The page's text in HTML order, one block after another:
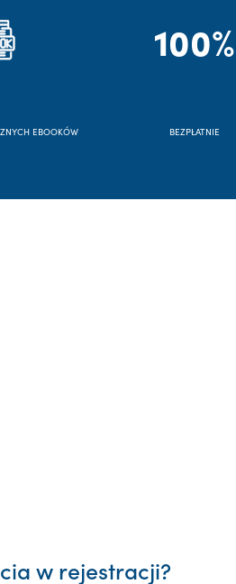
EBOOKÓW
100%
BEZPŁATNIE
w rejestracji?